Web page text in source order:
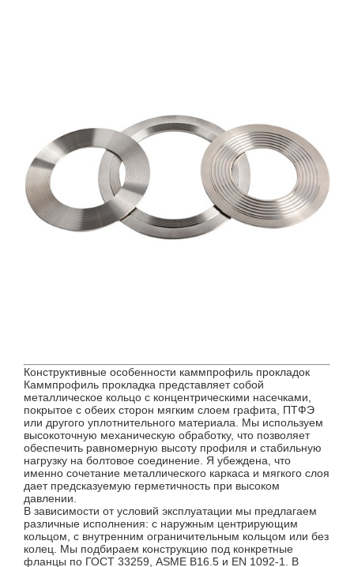
Конструктивные особенности каммпрофиль прокладок
Каммпрофиль прокладка представляет собой
металлическое кольцо с концентрическими насечками,
покрытое с обеих сторон мягким слоем графита, ПТФЭ
или другого уплотнительного материала. Мы используем
высокоточную механическую обработку, что позволяет
обеспечить равномерную высоту профиля и стабильную
нагрузку на болтовое соединение. Я убеждена, что
именно сочетание металлического каркаса и мягкого слоя
дает предсказуемую герметичность при высоком
давлении.
В зависимости от условий эксплуатации мы предлагаем
различные исполнения: с наружным центрирующим
кольцом, с внутренним ограничительным кольцом или без
колец. Мы подбираем конструкцию под конкретные
фланцы по ГОСТ 33259, ASME B16.5 и EN 1092-1. В